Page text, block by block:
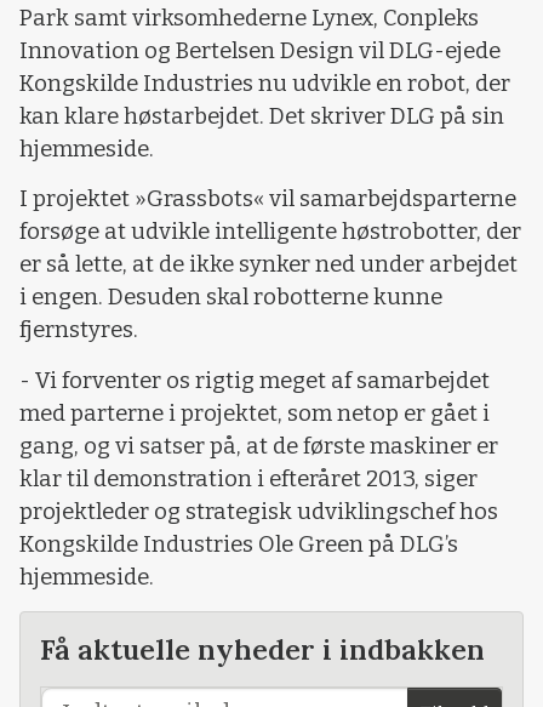
Park samt virksomhederne Lynex, Conpleks
Innovation og Bertelsen Design vil DLG-ejede
Kongskilde Industries nu udvikle en robot, der
kan klare høstarbejdet. Det skriver DLG på sin
hjemmeside.
I projektet »Grassbots« vil samarbejdsparterne
forsøge at udvikle intelligente høstrobotter, der
er så lette, at de ikke synker ned under arbejdet
i engen. Desuden skal robotterne kunne
fjernstyres.
- Vi forventer os rigtig meget af samarbejdet
med parterne i projektet, som netop er gået i
gang, og vi satser på, at de første maskiner er
klar til demonstration i efteråret 2013, siger
projektleder og strategisk udviklingschef hos
Kongskilde Industries Ole Green på DLG’s
hjemmeside.
Få aktuelle nyheder i indbakken